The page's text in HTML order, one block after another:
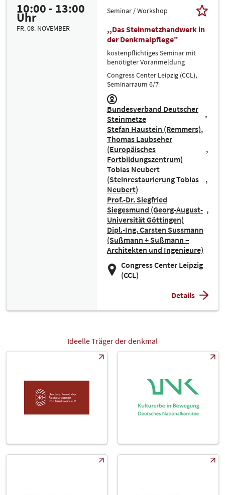
10:00 - 13:00
Uhr
FR. 08. NOVEMBER
Seminar / Workshop
,,Das Steinmetzhandwerk in
der Denkmalpflege"
kostenpflichtiges Seminar mit
benötigter Voranmeldung
Congress Center Leipzig (CCL),
Seminarraum 6/7
Bundesverband Deutscher
Steinmetze
Stefan Haustein (Remmers)
Thomas Laubseher
(Europäisches
Fortbildungszentrum)
Tobias Neubert
(Steinrestaurierung Tobias
Neubert)
Prof.-Dr. Siegfried
Siegesmund (Georg-August-
Universität Göttingen)
Dipl.-Ing. Carsten Sussmann
(Sußmann + Sußmann –
Architekten und Ingenieure)
Congress Center Leipzig
(CCL)
Details
Ideelle Träger der denkmal